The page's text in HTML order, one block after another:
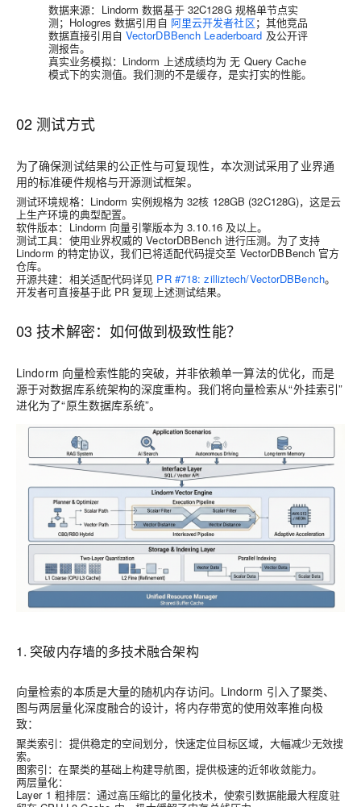
数据来源：Lindorm 数据基于 32C128G规格单节点实
测；Hologres 数据引用自 阿里云开发者社区；其他竞品
数据直接引用自 VectorDBBench Leaderboard 及公开评
测报告。
真实业务模拟：Lindorm 上述成绩均为无 Query Cache
模式下的实测值。我们测的不是缓存，是实打实的性能。
02 测试方式
为了确保测试结果的公正性与可复现性，本次测试采用了业界通
用的标准硬件规格与开源测试框架。
测试环境规格：Lindorm 实例规格为32核 128GB (32C128G)，这是云
上生产环境的典型配置。
软件版本：Lindorm 向量引擎版本为3.10.16及以上。
测试工具：使用业界权威的VectorDBBench进行压测。为了支持
Lindorm 的特定协议，我们已将适配代码提交至 VectorDBBench 官方
仓库。
开源共建：相关适配代码详见 PR #718: zilliztech/VectorDBBench。
开发者可直接基于此 PR 复现上述测试结果。
03 技术解密：如何做到极致性能？
Lindorm 向量检索性能的突破，并非依赖单一算法的优化，而是
源于对数据库系统架构的深度重构。我们将向量检索从“外挂索引”
进化为了“原生数据库系统”。
1. 突破内存墙的多技术融合架构
向量检索的本质是大量的随机内存访问。Lindorm 引入了聚类、
图与两层量化深度融合的设计，将内存带宽的使用效率推向极
致：
聚类索引：提供稳定的空间划分，快速定位目标区域，大幅减少无效搜
索。
图索引：在聚类的基础上构建导航图，提供极速的近邻收敛能力。
两层量化：
Layer 1 粗排层：通过高压缩比的量化技术，使索引数据能最大程度驻